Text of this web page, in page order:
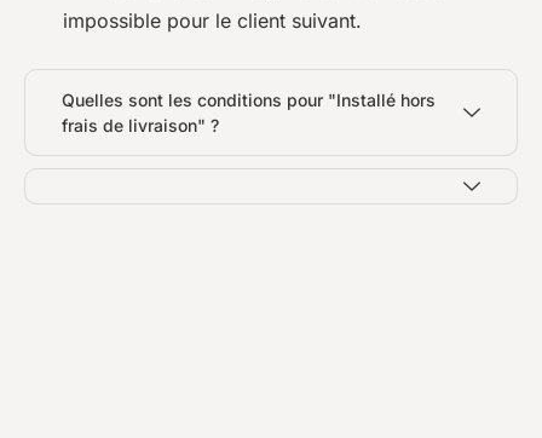
impossible pour le client suivant.
Quelles sont les conditions pour "Installé hors
frais de livraison" ?